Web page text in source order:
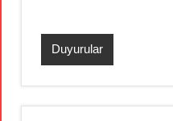
Duyurular